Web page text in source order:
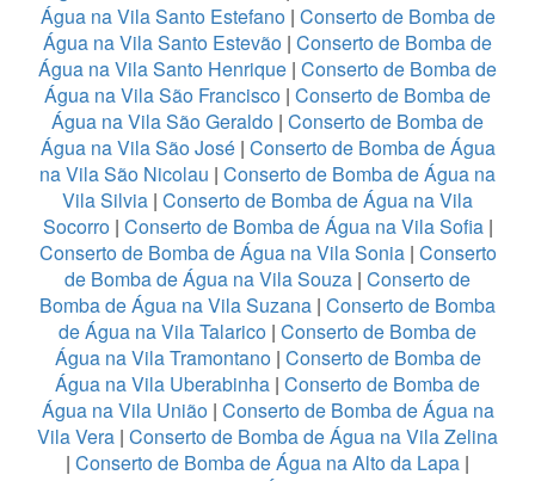
Água na Vila Santo Estefano| Conserto de Bomba de
Água na Vila Santo Estevão | Conserto de Bomba de
Água na Vila Santo Henrique | Conserto de Bomba de
Água na Vila São Francisco | Conserto de Bomba de
Água na Vila São Geraldo | Conserto de Bomba de
Água na Vila São José| Conserto de Bomba de Água
na Vila São Nicolau | Conserto de Bomba de Água na
Vila Silvia | Conserto de Bomba de Água na Vila
Socorro| Conserto de Bomba de Água na Vila Sofia|
Conserto de Bomba de Água na Vila Sonia| Conserto
de Bomba de Água na Vila Souza | Conserto de
Bomba de Água na Vila Suzana | Conserto de Bomba
de Água na Vila Talarico | Conserto de Bomba de
Água na Vila Tramontano| Conserto de Bomba de
Água na Vila Uberabinha | Conserto de Bomba de
Água na Vila União| Conserto de Bomba de Água na
Vila Vera | Conserto de Bomba de Água na Vila Zelina
| Conserto de Bomba de Água na Alto da Lapa |